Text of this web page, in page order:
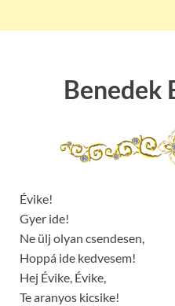
Benedek
Évike!
Gyer ide!
Ne ülj olyan csendesen,
Hoppá ide kedvesem!
Hej Évike, Évike,
Te aranyos kicsike!